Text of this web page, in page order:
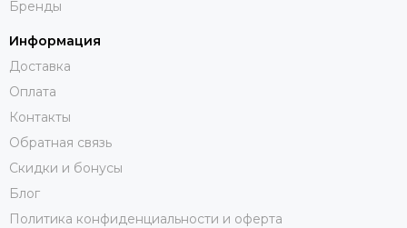
Бренды
Информация
Доставка
Оплата
Контакты
Обратная связь
Скидки и бонусы
Блог
Политика конфиденциальности и оферта